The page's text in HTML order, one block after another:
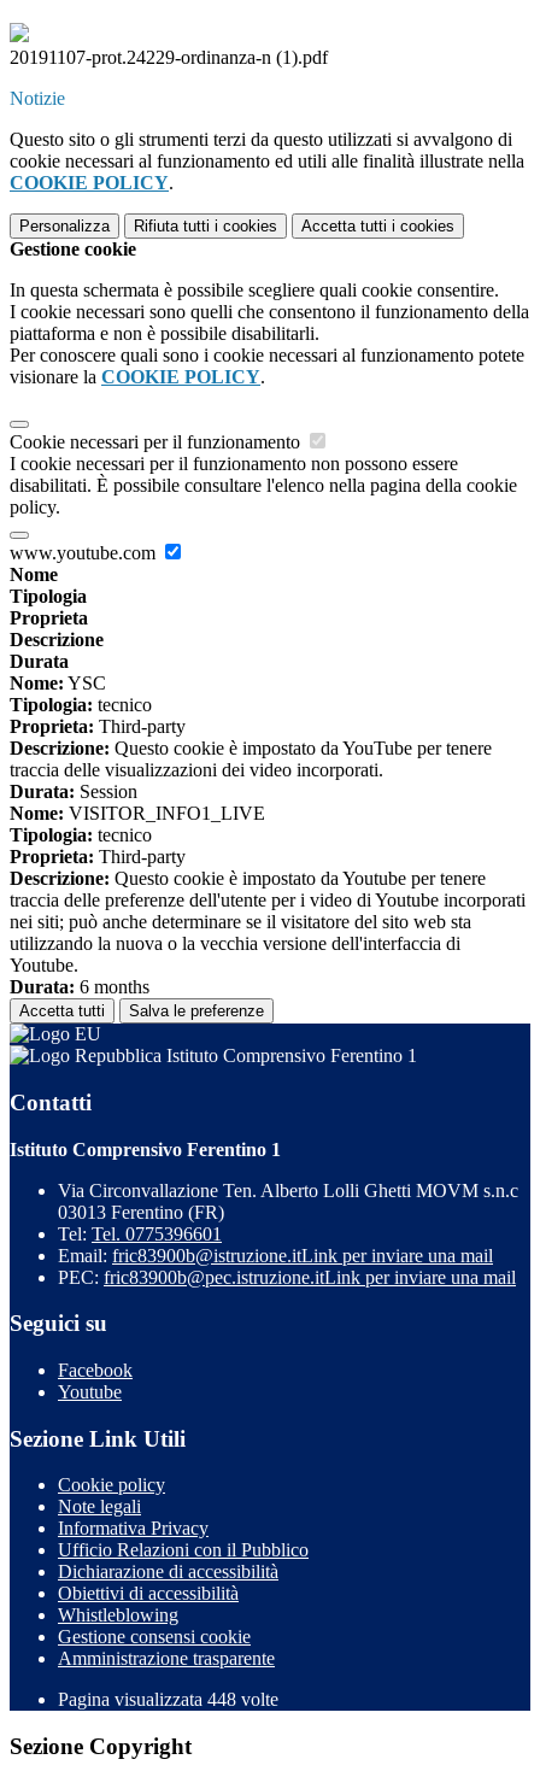
20191107-prot.24229-ordinanza-n (1).pdf
Notizie
Questo sito o gli strumenti terzi da questo utilizzati si avvalgono di
cookie necessari al funzionamento ed utili alle finalità illustrate nella
COOKIE POLICY.
Personalizza Rifiuta tutti i cookies Accetta tutti i cookies
Gestione cookie
In questa schermata è possibile scegliere quali cookie consentire.
I cookie necessari sono quelli che consentono il funzionamento della
piattaforma e non è possibile disabilitarli.
Per conoscere quali sono i cookie necessari al funzionamento potete
visionare la COOKIE POLICY.
Cookie necessari per il funzionamento
I cookie necessari per il funzionamento non possono essere
disabilitati. È possibile consultare l'elenco nella pagina della cookie
policy.
www.youtube.com
Nome
Tipologia
Proprieta
Descrizione
Durata
Nome: YSC
Tipologia: tecnico
Proprieta: Third-party
Descrizione: Questo cookie è impostato da YouTube per tenere
traccia delle visualizzazioni dei video incorporati.
Durata: Session
Nome: VISITOR_INFO1_LIVE
Tipologia: tecnico
Proprieta: Third-party
Descrizione: Questo cookie è impostato da Youtube per tenere
traccia delle preferenze dell'utente per i video di Youtube incorporati
nei siti; può anche determinare se il visitatore del sito web sta
utilizzando la nuova o la vecchia versione dell'interfaccia di
Youtube.
Durata: 6 months
Accetta tutti Salva le preferenze
Istituto Comprensivo Ferentino 1
Contatti
Istituto Comprensivo Ferentino 1
Via Circonvallazione Ten. Alberto Lolli Ghetti MOVM s.n.c
03013 Ferentino (FR)
Tel: Tel. 0775396601
Email: fric83900b@istruzione.itLink per inviare una mail
PEC: fric83900b@pec.istruzione.itLink per inviare una mail
Seguici su
Facebook
Youtube
Sezione Link Utili
Cookie policy
Note legali
Informativa Privacy
Ufficio Relazioni con il Pubblico
Dichiarazione di accessibilità
Obiettivi di accessibilità
Whistleblowing
Gestione consensi cookie
Amministrazione trasparente
Pagina visualizzata 448 volte
Sezione Copyright